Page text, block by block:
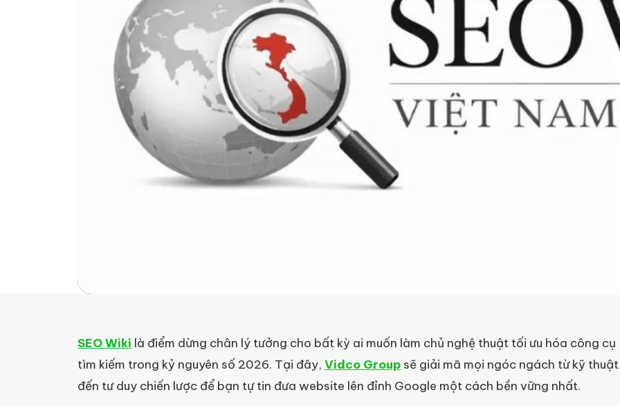
SEO Wiki là điểm dừng chân lý tưởng cho bất kỳ ai muốn làm chủ nghệ thuật tối ưu hóa công cụ
tìm kiếm trong kỷ nguyên số 2026. Tại đây, Vidco Group sẽ giải mã mọi ngóc ngách từ kỹ thuật
đến tư duy chiến lược để bạn tự tin đưa website lên đỉnh Google một cách bền vững nhất.